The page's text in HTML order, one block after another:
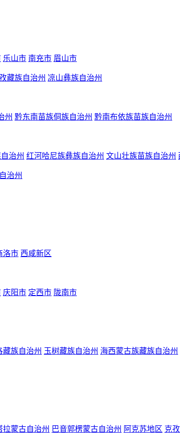
乐山市 南充市 眉山市
藏族自治州 凉山彝族自治州
州 黔东南苗族侗族自治州 黔南布依族苗族自治州
治州 红河哈尼族彝族自治州 文山壮族苗族自治州
治州
洛市 西咸新区
庆阳市 定西市 陇南市
藏族自治州 玉树藏族自治州 海西蒙古族藏族自治州
拉蒙古自治州 巴音郭楞蒙古自治州 阿克苏地区 克